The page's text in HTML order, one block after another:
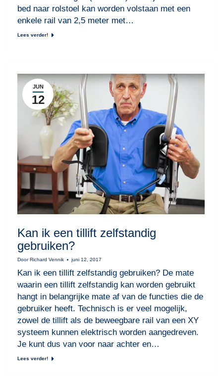
bed naar rolstoel kan worden volstaan met een
enkele rail van 2,5 meter met…
Lees verder!
JUN
12
Kan ik een tillift zelfstandig
gebruiken?
DoorRichard Vennik juni 12, 2017
Kan ik een tillift zelfstandig gebruiken? De mate
waarin een tillift zelfstandig kan worden gebruikt
hangt in belangrijke mate af van de functies die de
gebruiker heeft. Technisch is er veel mogelijk,
zowel de tillift als de beweegbare rail van een XY
systeem kunnen elektrisch worden aangedreven.
Je kunt dus van voor naar achter en…
Lees verder!